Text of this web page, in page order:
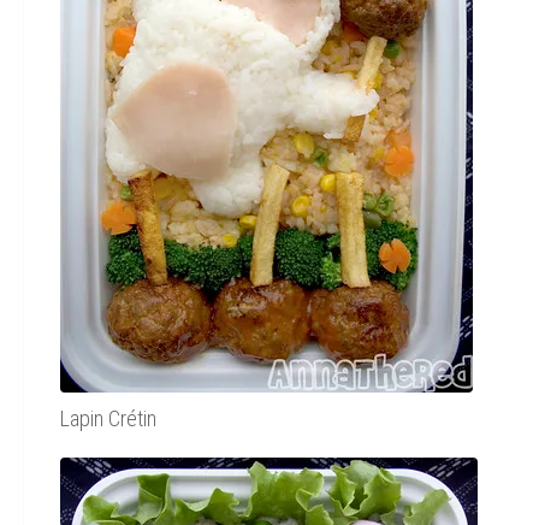
Lapin Crétin